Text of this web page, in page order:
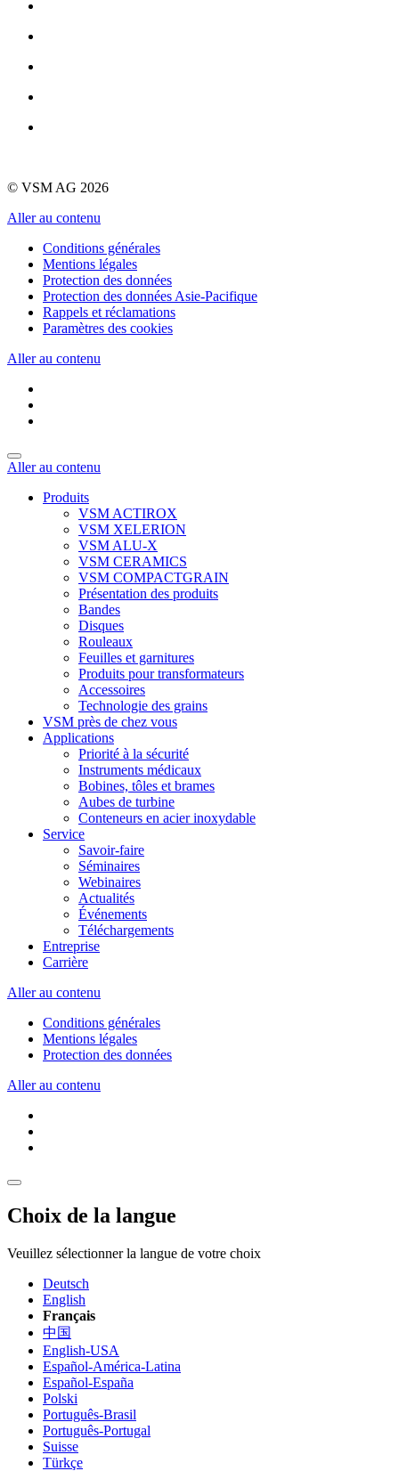
© VSM AG 2026
Aller au contenu
Conditions générales
Mentions légales
Protection des données
Protection des données Asie-Pacifique
Rappels et réclamations
Paramètres des cookies
Aller au contenu
Aller au contenu
Produits
VSM ACTIROX
VSM XELERION
VSM ALU-X
VSM CERAMICS
VSM COMPACTGRAIN
Présentation des produits
Bandes
Disques
Rouleaux
Feuilles et garnitures
Produits pour transformateurs
Accessoires
Technologie des grains
VSM près de chez vous
Applications
Priorité à la sécurité
Instruments médicaux
Bobines, tôles et brames
Aubes de turbine
Conteneurs en acier inoxydable
Service
Savoir-faire
Séminaires
Webinaires
Actualités
Événements
Téléchargements
Entreprise
Carrière
Aller au contenu
Conditions générales
Mentions légales
Protection des données
Aller au contenu
Choix de la langue
Veuillez sélectionner la langue de votre choix
Deutsch
English
Français
中国
English-USA
Español-América-Latina
Español-España
Polski
Português-Brasil
Português-Portugal
Suisse
Türkçe